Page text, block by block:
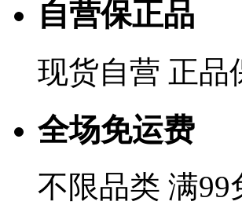
自营保正品
现货自营 正品
全场免运费
不限品类 满99